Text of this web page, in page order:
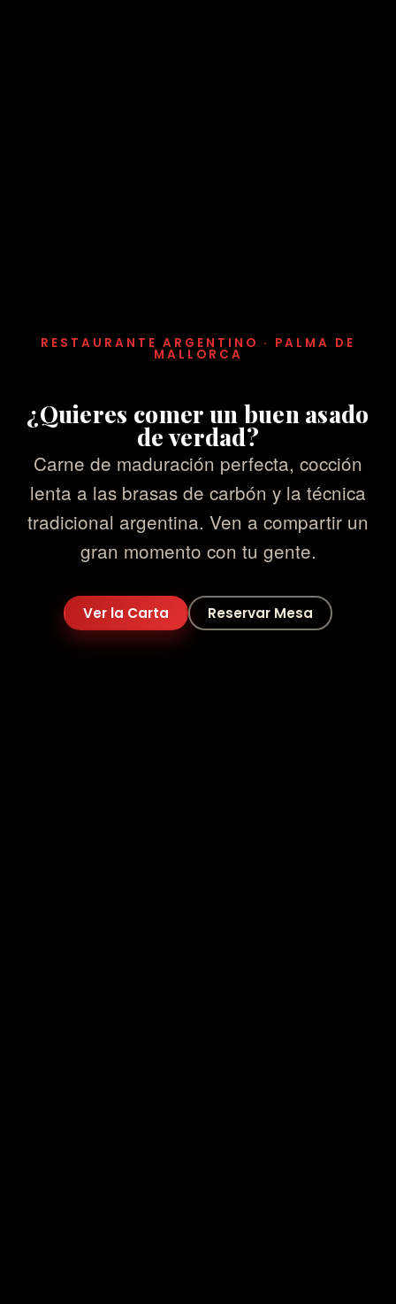
RESTAURANTE ARGENTINO · PALMA DE
MALLORCA
¿Quieres comer un buen asado
de verdad?
Carne de maduración perfecta, cocción
lenta a las brasas de carbón y la técnica
tradicional argentina. Ven a compartir un
gran momento con tu gente.
Ver la Carta Reservar Mesa